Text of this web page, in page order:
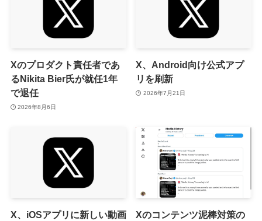
Xのプロダクト責任者であ
るNikita Bier氏が就任1年
で退任
2026年8月6日
X、Android向け公式アプ
リを刷新
2026年7月21日
X、iOSアプリに新しい動画
Xのコンテンツ泥棒対策の